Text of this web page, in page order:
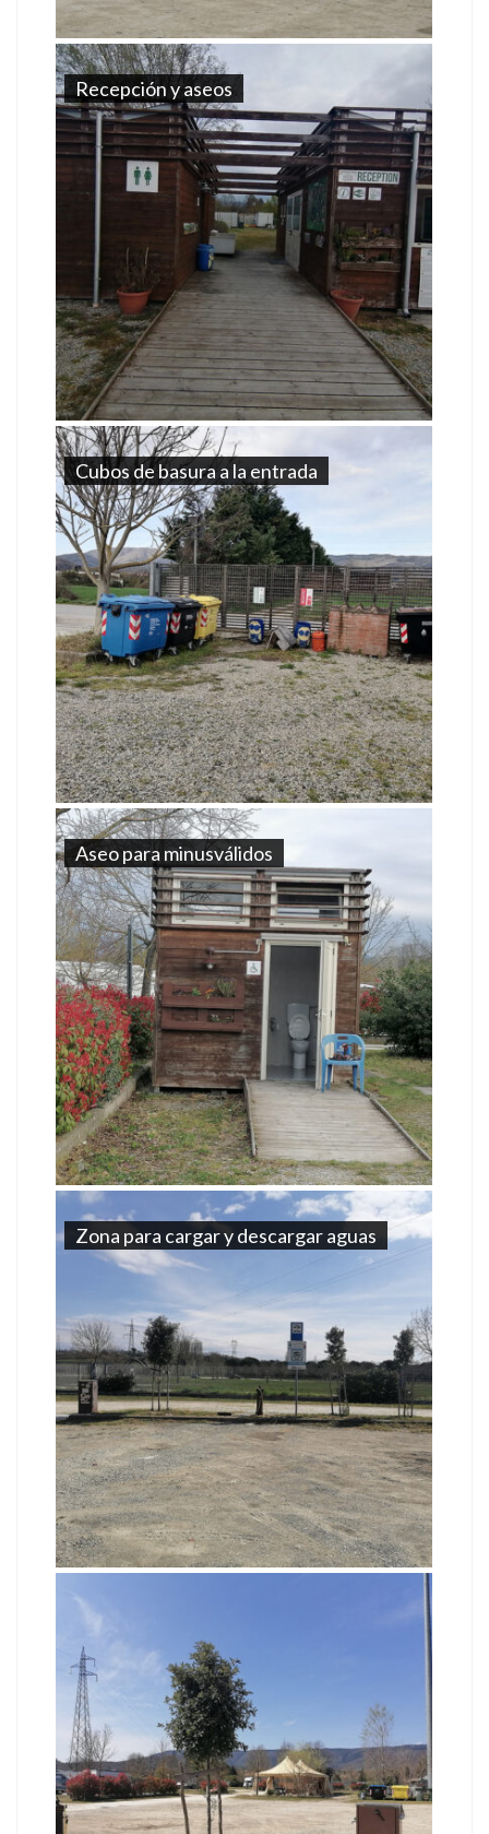
Recepción y aseos
Cubos de basura a la entrada
Aseo para minusválidos
Zona para cargar y descargar aguas